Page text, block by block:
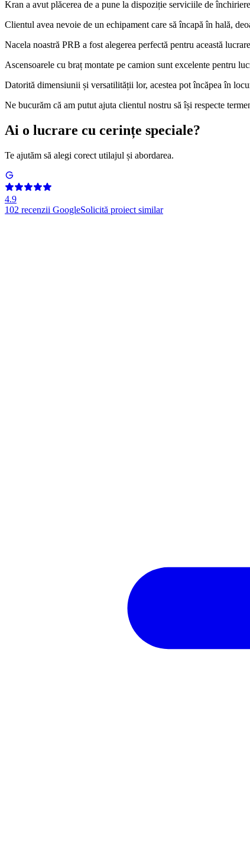
Kran a avut plăcerea de a pune la dispoziție serviciile de
Clientul avea nevoie de un echipament care să încapă în hală,
Nacela noastră PRB a fost alegerea perfectă pentru această
Ascensoarele cu braț montate pe camion sunt excelente pentru
Datorită dimensiunii și versatilității lor, acestea pot încăpea în
Ne bucurăm că am putut ajuta clientul nostru să își respecte
Ai o lucrare cu cerințe speciale?
Te ajutăm să alegi corect utilajul și abordarea.
4.9
102 recenzii GoogleSolicită proiect similar